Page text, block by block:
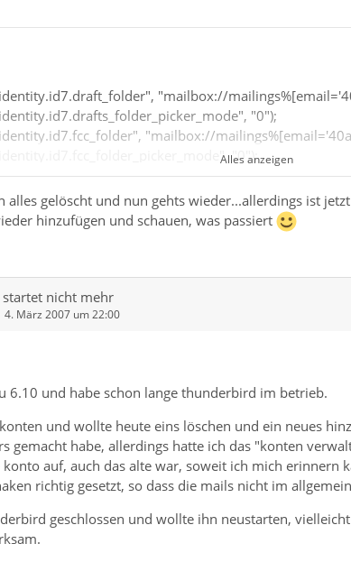
"mailbox://
"0");
"mailbox://
"0");
"hans meier");
"smtp1");
"mailbox://
"mailings@abc.de");
true);
Alles anzeigen
alles gelöscht und nun gehts wieder...allerdings ist
hinzufügen und schauen, was passiert
nicht mehr
4. März 2007 um 22:00
6.10 und habe schon lange thunderbird im betrieb.
und wollte heute eins löschen und ein neues
gemacht habe, allerdings hatte ich das "konten
konto auf, auch das alte war, soweit ich mich erinnern
richtig gesetzt, so dass die mails nicht im
geschlossen und wollte ihn neustarten,